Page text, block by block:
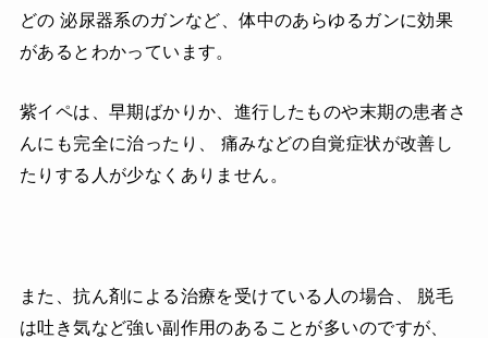
どの 泌尿器系のガンなど、体中のあらゆるガンに効果
があるとわかっています。
紫イペは、早期ばかりか、進行したものや末期の患者さ
んにも完全に治ったり、 痛みなどの自覚症状が改善し
たりする人が少なくありません。
また、抗ん剤による治療を受けている人の場合、 脱毛
は吐き気など強い副作用のあることが多いのですが、